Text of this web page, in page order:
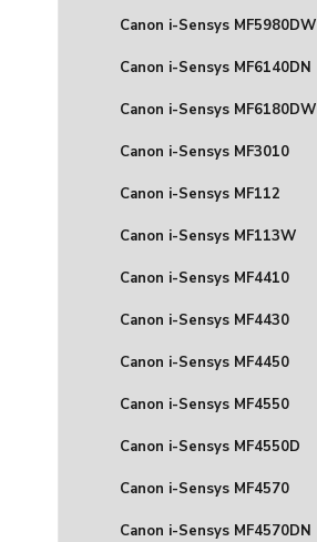
Canon i-Sensys MF5980DW
Canon i-Sensys MF6140DN
Canon i-Sensys MF6180DW
Canon i-Sensys MF3010
Canon i-Sensys MF112
Canon i-Sensys MF113W
Canon i-Sensys MF4410
Canon i-Sensys MF4430
Canon i-Sensys MF4450
Canon i-Sensys MF4550
Canon i-Sensys MF4550D
Canon i-Sensys MF4570
Canon i-Sensys MF4570DN